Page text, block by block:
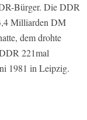
Bürger. Die DDR
Milliarden DM
dem drohte
221mal
1981 in Leipzig.